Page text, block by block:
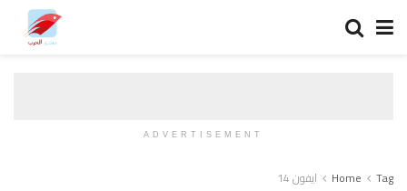
ADVERTISEMENT
Home Tag ايفون 14